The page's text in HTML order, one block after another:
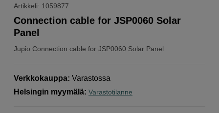
Artikkeli: 1059877
Jupio Connection cable for JSP0060 Solar Panel
Connection cable for JSP0060 Solar
Panel
Verkkokauppa: Varastossa
Helsingin myymälä: Varastotilanne